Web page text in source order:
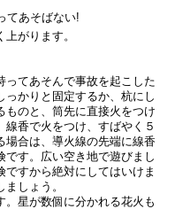
てあそばない!
がります。
ってあそんで事故を起こした
かりと固定するか、杭にし
ものと、筒先に直接火をつけ
香で火をつけ、すばやく５
場合は、導火線の先端に線香
す。広い空き地で遊びまし
ですから絶対にしてはいけま
しょう。
。星が数個に分かれる花火も